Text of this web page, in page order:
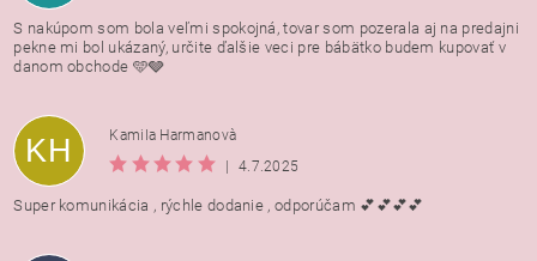
S nakúpom som bola veľmi spokojná, tovar som pozerala aj na predajni
pekne mi bol ukázaný, určite ďalšie veci pre bábätko budem kupovať v
danom obchode 🩵🩶
KH
Kamila Harmanovà
4.7.2025
Super komunikácia , rýchle dodanie , odporúčam 💕💕💕💕